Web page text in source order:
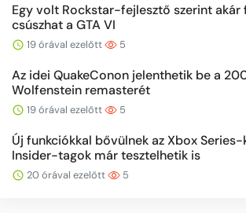
Egy volt Rockstar-fejlesztő szerint akár
csúszhat a GTA VI
19 órával ezelőtt 5
Az idei QuakeConon jelenthetik be a
Wolfenstein remasterét
19 órával ezelőtt 5
Új funkciókkal bővülnek az Xbox Series-
Insider-tagok már tesztelhetik is
20 órával ezelőtt 5